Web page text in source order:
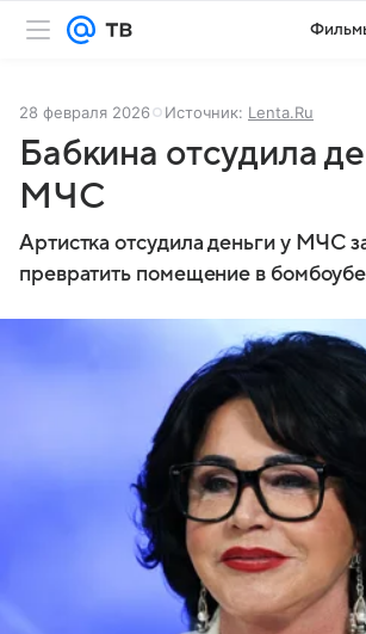
28 февраля 2026 Источник: Lenta.Ru
Бабкина отсудила
МЧС
Артистка отсудила деньги у МЧС
превратить помещение в